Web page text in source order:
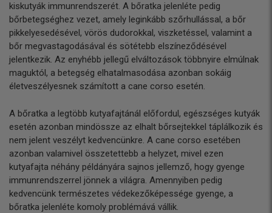
kiskutyák immunrendszerét. A bőratka jelenléte pedig
bőrbetegséghez vezet, amely leginkább szőrhullással, a bőr
pikkelyesedésével, vörös dudorokkal, viszketéssel, valamint a
bőr megvastagodásával és sötétebb elszíneződésével
jelentkezik. Az enyhébb jellegű elváltozások többnyire elmúlnak
maguktól, a betegség elhatalmasodása azonban sokáig
életveszélyesnek számított a cane corso esetén.
A bőratka a legtöbb kutyafajtánál előfordul, egészséges kutyák
esetén azonban mindössze az elhalt bőrsejtekkel táplálkozik és
nem jelent veszélyt kedvencünkre. A cane corso esetében
azonban valamivel összetettebb a helyzet, mivel ezen
kutyafajta néhány példányára sajnos jellemző, hogy gyenge
immunrendszerrel jönnek a világra. Amennyiben pedig
kedvencünk természetes védekezőképessége gyenge, a
bőratka jelenléte komoly problémává vállik.